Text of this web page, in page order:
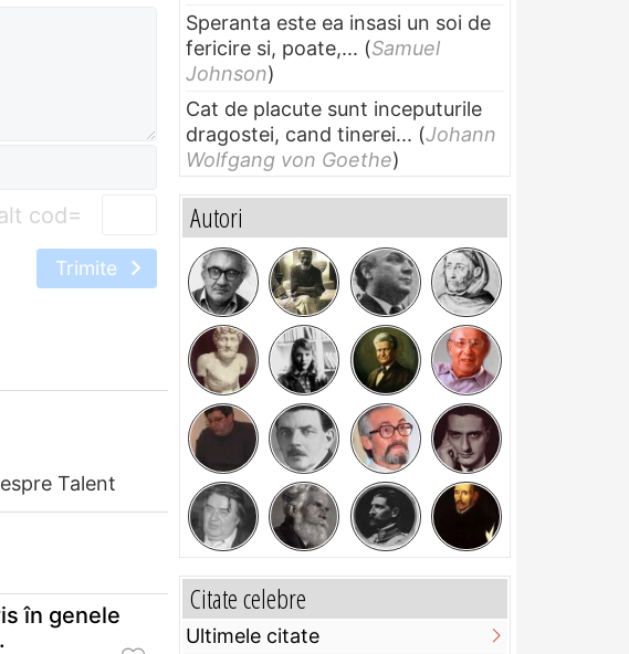
=
Trimite
Talent
în genele
Speranta este ea insasi un soi de
fericire si, poate,... (Samuel
Johnson)
Cat de placute sunt inceputurile
dragostei, cand tinerei... (Johann
Wolfgang von Goethe)
Autori
Citate celebre
Ultimele citate